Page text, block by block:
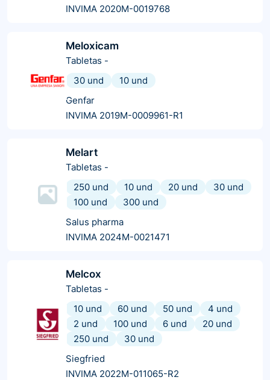
INVIMA 2020M-0019768
Meloxicam
Tabletas -
30 und
10 und
Genfar
INVIMA 2019M-0009961-R1
Melart
Tabletas -
250 und
10 und 20 und
30 und
100 und
300 und
Salus pharma
INVIMA 2024M-0021471
Melcox
Tabletas -
10 und
60 und 50 und
4 und
2 und
100 und 6 und
20 und
250 und
30 und
Siegfried
INVIMA 2022M-011065-R2